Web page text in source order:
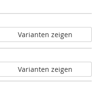
Varianten zeigen
Varianten zeigen